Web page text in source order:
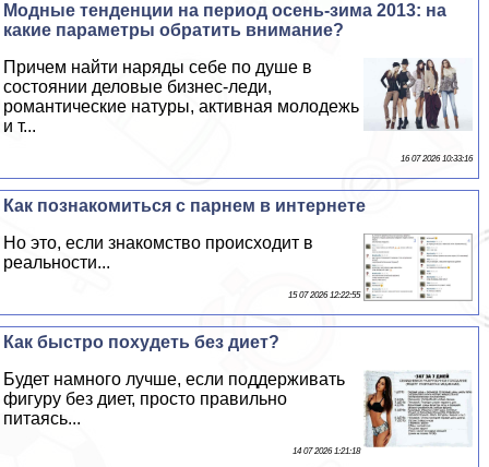
Модные тенденции на период осень-зима 2013: на
какие параметры обратить внимание?
Причем найти наряды себе по душе в
состоянии деловые бизнес-леди,
романтические натуры, активная молодежь
и т...
16 07 2026 10:33:16
Как познакомиться с парнем в интернете
Но это, если знакомство происходит в
реальности...
15 07 2026 12:22:55
Как быстро похудеть без диет?
Будет намного лучше, если поддерживать
фигуру без диет, просто правильно
питаясь...
14 07 2026 1:21:18